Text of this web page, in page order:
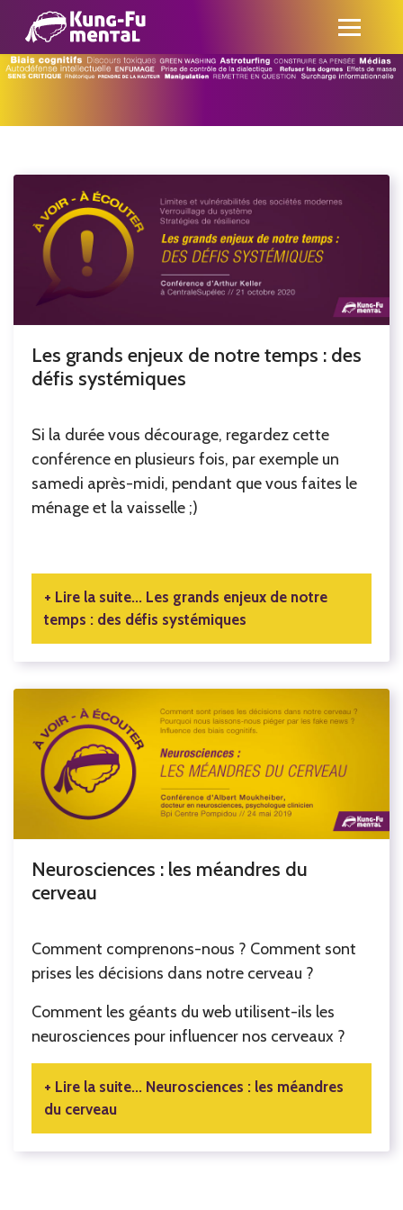
Les grands enjeux de notre temps : des
défis systémiques
Si la durée vous décourage, regardez cette
conférence en plusieurs fois, par exemple un
samedi après-midi, pendant que vous faites le
ménage et la vaisselle ;)
Lire la suite... Les grands enjeux de notre
temps : des défis systémiques
Neurosciences : les méandres du
cerveau
Comment comprenons-nous ? Comment sont
prises les décisions dans notre cerveau ?
Comment les géants du web utilisent-ils les
neurosciences pour influencer nos cerveaux ?
Lire la suite... Neurosciences : les méandres
du cerveau